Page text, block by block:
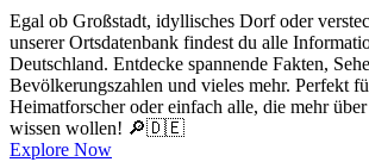
Egal ob Großstadt, idyllisches Dorf oder
unserer Ortsdatenbank findest du alle
Deutschland. Entdecke spannende Fakten,
Bevölkerungszahlen und vieles mehr. Perfekt
Heimatforscher oder einfach alle, die mehr
wissen wollen! 🔎🇩🇪
Explore Now